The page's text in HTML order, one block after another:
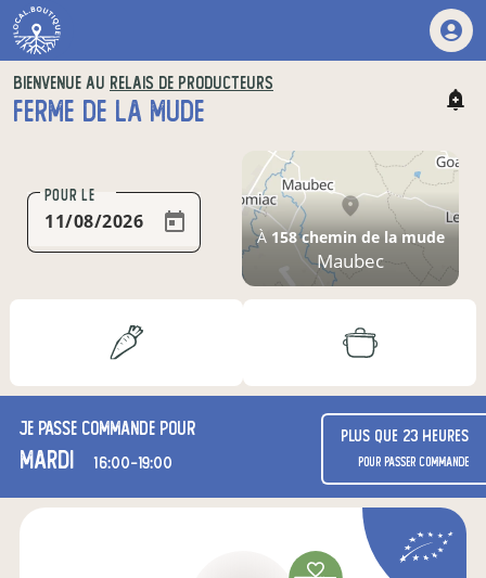
BIENVENUE AU RELAIS DE PRODUCTEURS
FERME DE LA MUDE
POUR LE
À158 chemin de la mude
Maubec
Je passe commande pour
mardi 16:00-19:00
Plus que 23 heures
pour passer commande